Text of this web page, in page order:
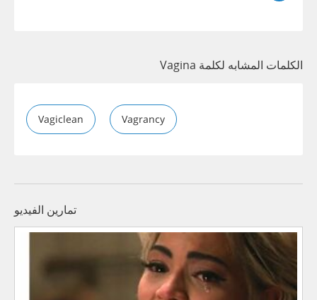
الكلمات المشابه لكلمة Vagina
Vagiclean Vagrancy
تمارين الفيديو